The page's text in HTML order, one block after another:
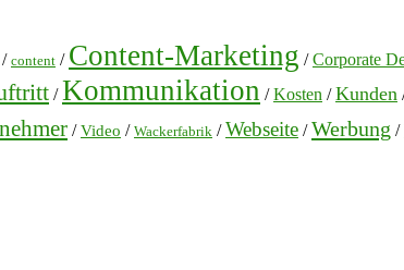
/ content / Content-Marketing /Corporate
/Kommunikation /Kosten /Kunden
/Video / Wackerfabrik /Webseite /Werbung /